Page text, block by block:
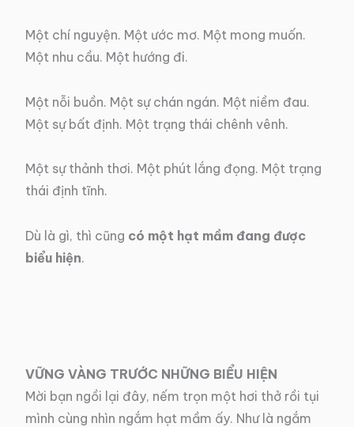
Một chí nguyện. Một ước mơ. Một mong muốn.
Một nhu cầu. Một hướng đi.
Một nỗi buồn. Một sự chán ngán. Một niềm đau.
Một sự bất định. Một trạng thái chênh vênh.
Một sự thảnh thơi. Một phút lắng đọng. Một trạng
thái định tĩnh.
Dù là gì, thì cũng có một hạt mầm đang được
biểu hiện.
VỮNG VÀNG TRƯỚC NHỮNG BIỂU HIỆN
Mời bạn ngồi lại đây, nếm trọn một hơi thở rồi tụi
mình cùng nhìn ngắm hạt mầm ấy. Như là ngắm